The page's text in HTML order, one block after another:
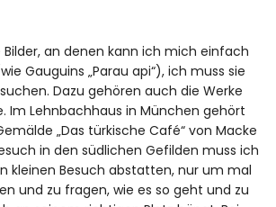
Bilder, an denen kann ich mich einfach
Gauguins „Parau api“), ich muss sie
Dazu gehören auch die Werke
Im Lehnbachhaus in München gehört
„Das türkische Café“ von Macke
in den südlichen Gefilden muss ich
kleinen Besuch abstatten, nur um mal
und zu fragen, wie es so geht und zu